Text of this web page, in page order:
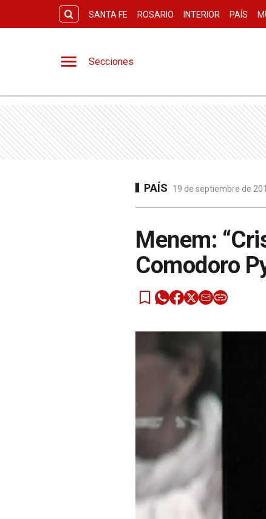
SANTA FE ROSARIO INTERIOR PAÍS
Secciones
PAÍS 19 de septiembre de
Menem:
Comodoro